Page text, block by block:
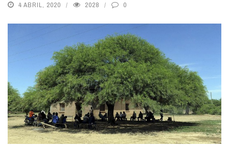
4 ABRIL, 2020 2028 0